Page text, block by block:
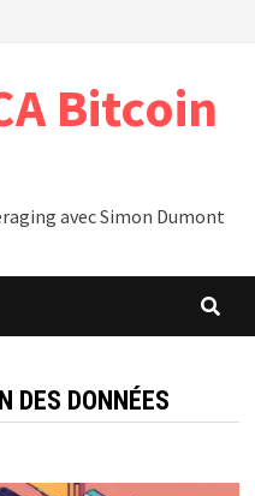
Bitcoin
avec Simon Dumont
DES DONNÉES